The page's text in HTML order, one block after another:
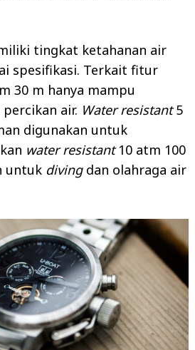
tingkat ketahanan air
spesifikasi. Terkait fitur
30 m hanya mampu
air. Water resistant5
digunakan untuk
water resistant10 atm 100
untuk divingdan olahraga air